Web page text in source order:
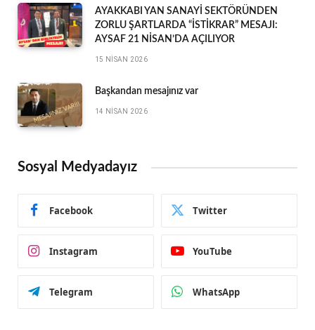
AYAKKABI YAN SANAYİ SEKTÖRÜNDEN
ZORLU ŞARTLARDA “İSTİKRAR” MESAJI:
AYSAF 21 NİSAN’DA AÇILIYOR
15 NISAN 2026
Başkandan mesajınız var
14 NISAN 2026
Sosyal Medyadayız
Facebook Twitter
Instagram YouTube
Telegram WhatsApp